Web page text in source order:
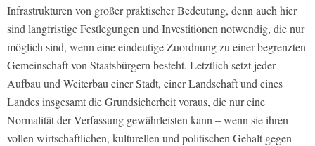
Infrastrukturen von großer praktischer Bedeutung, denn auch hier
sind langfristige Festlegungen und Investitionen notwendig, die nur
möglich sind, wenn eine eindeutige Zuordnung zu einer begrenzten
Gemeinschaft von Staatsbürgern besteht. Letztlich setzt jeder
Aufbau und Weiterbau einer Stadt, einer Landschaft und eines
Landes insgesamt die Grundsicherheit voraus, die nur eine
Normalität der Verfassung gewährleisten kann – wenn sie ihren
vollen wirtschaftlichen, kulturellen und politischen Gehalt gegen